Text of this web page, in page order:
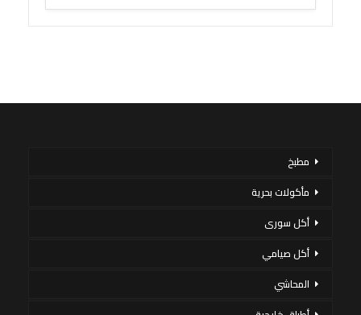
مطبخ
مأكولات بحرية
أكل سورى
أكل صيامي
المحاشي